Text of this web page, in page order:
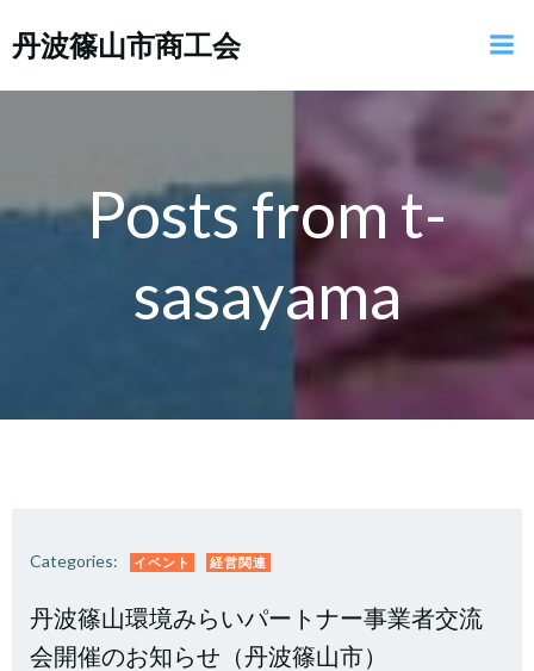
ン
ス
キ
ッ
丹波篠山市商工会
Posts fromt-
sasayama
Categories: イベント 経営関連
丹波篠山環境みらいパートナー事業者交流
会開催のお知らせ（丹波篠山市）